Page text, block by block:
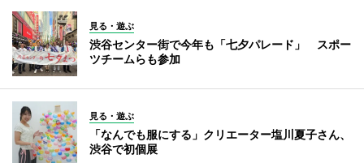
見る・遊ぶ
渋谷センター街で今年も「七夕パレード」 スポー
ツチームらも参加
見る・遊ぶ
「なんでも服にする」クリエーター塩川夏子さん、
渋谷で初個展